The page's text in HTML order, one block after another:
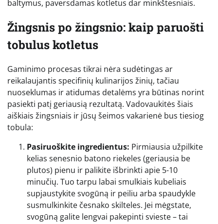
baltymus, paversdamas kotletus dar minkštesniais.
Žingsnis po žingsnio: kaip paruošti
tobulus kotletus
Gaminimo procesas tikrai nėra sudėtingas ar
reikalaujantis specifinių kulinarijos žinių, tačiau
nuoseklumas ir atidumas detalėms yra būtinas norint
pasiekti patį geriausią rezultatą. Vadovaukitės šiais
aiškiais žingsniais ir jūsų šeimos vakarienė bus tiesiog
tobula:
Pasiruoškite ingredientus: Pirmiausia užpilkite
kelias senesnio batono riekeles (geriausia be
plutos) pienu ir palikite išbrinkti apie 5-10
minučių. Tuo tarpu labai smulkiais kubeliais
supjaustykite svogūną ir peiliu arba spaudykle
susmulkinkite česnako skilteles. Jei mėgstate,
svogūną galite lengvai pakepinti svieste – tai